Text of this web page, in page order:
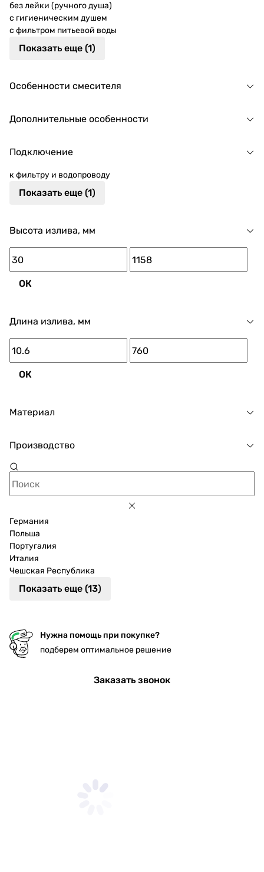
без лейки (ручного душа)
с гигиеническим душем
с фильтром питьевой воды
Показать еще (1)
Особенности смесителя
Дополнительные особенности
Подключение
к фильтру и водопроводу
Показать еще (1)
Высота излива, мм
ОК
Длина излива, мм
ОК
Материал
Производство
Германия
Польша
Португалия
Италия
Чешская Республика
Показать еще (13)
Нужна помощь при покупке?
подберем оптимальное решение
Заказать звонок